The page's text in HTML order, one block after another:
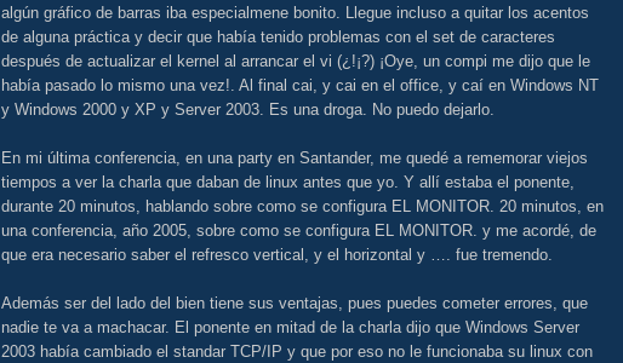
algún gráfico de barras iba especialmene bonito. Llegue incluso a quitar los acentos
de alguna práctica y decir que había tenido problemas con el set de caracteres
después de actualizar el kernel al arrancar el vi (¿!¡?) ¡Oye, un compi me dijo que le
había pasado lo mismo una vez!. Al final cai, y cai en el office, y caí en Windows NT
y Windows 2000 y XP y Server 2003. Es una droga. No puedo dejarlo.
En mi última conferencia, en una party en Santander, me quedé a rememorar viejos
tiempos a ver la charla que daban de linux antes que yo. Y allí estaba el ponente,
durante 20 minutos, hablando sobre como se configura EL MONITOR. 20 minutos, en
una conferencia, año 2005, sobre como se configura EL MONITOR. y me acordé, de
que era necesario saber el refresco vertical, y el horizontal y …. fue tremendo.
Además ser del lado del bien tiene sus ventajas, pues puedes cometer errores, que
nadie te va a machacar. El ponente en mitad de la charla dijo que Windows Server
2003 había cambiado el standar TCP/IP y que por eso no le funcionaba su linux con